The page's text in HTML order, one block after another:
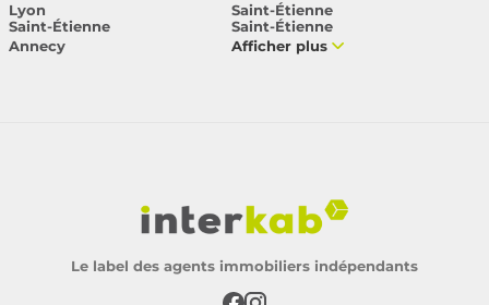
Lyon
Saint-Étienne
Saint-Étienne
Saint-Étienne
Annecy
Afficher plus
Le label des agents immobiliers indépendants